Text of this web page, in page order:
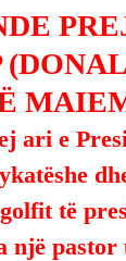
ari e
të
një